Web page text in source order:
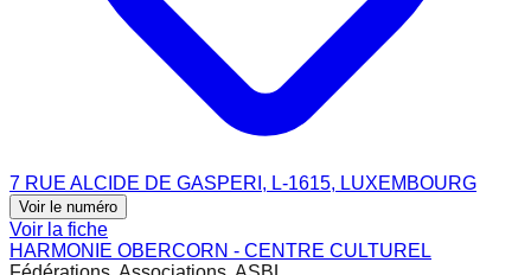
7 RUE ALCIDE DE GASPERI, L-1615, LUXEMBOURG
Voir le numéro
Voir la fiche
HARMONIE OBERCORN - CENTRE CULTUREL